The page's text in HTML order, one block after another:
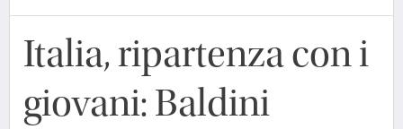
Italia, ripartenza con i
giovani: Baldini